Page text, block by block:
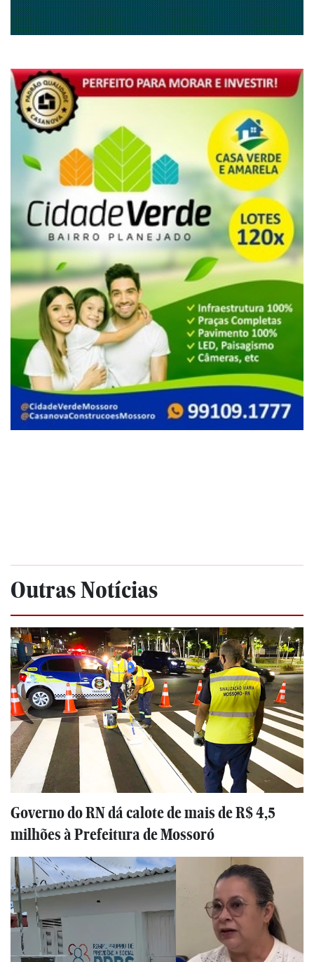
Outras Notícias
Governo do RN dá calote de mais de R$ 4,5
milhões à Prefeitura de Mossoró